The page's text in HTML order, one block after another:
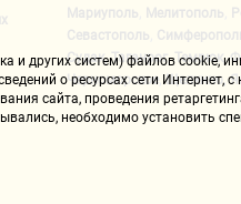
Мариуполь Мелитополь
Севастополь
Судак,Таганрог,Темрюк,
Черноморское ,Щелкино,
и других систем) файлов cookie,
о ресурсах сети Интернет,
сайта, проведения
необходимо установить